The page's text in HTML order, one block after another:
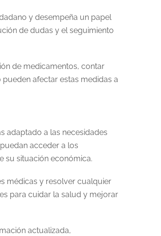
y desempeña un papel
de dudas y el seguimiento
de medicamentos, contar
afectar estas medidas a
adaptado a las necesidades
acceder a los
su situación económica.
médicas y resolver cualquier
para cuidar la salud y mejorar
actualizada,